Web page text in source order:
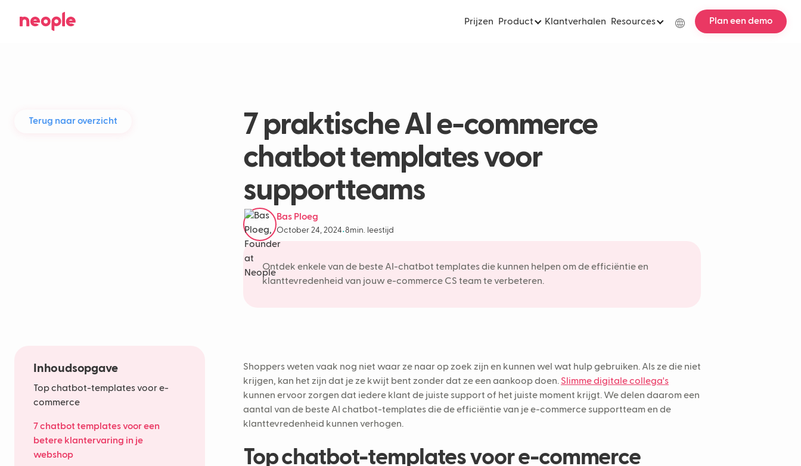
Prijzen Product Klantverhalen Resources Plan een demo
Terug naar overzicht
7 praktische AI e-commerce
chatbot templates voor
supportteams
Bas Ploeg
October 24, 2024•8min. leestijd
Ontdek enkele van de beste AI-chatbot templates die kunnen helpen om de efficiëntie en
klanttevredenheid van jouw e-commerce CS team te verbeteren.
Inhoudsopgave
Top chatbot-templates voor e-
commerce
7 chatbot templates voor een
betere klantervaring in je
webshop
Shoppers weten vaak nog niet waar ze naar op zoek zijn en kunnen wel wat hulp gebruiken. Als ze die niet
krijgen, kan het zijn dat je ze kwijt bent zonder dat ze een aankoop doen. Slimme digitale collega's
kunnen ervoor zorgen dat iedere klant de juiste support of het juiste moment krijgt. We delen daarom een
aantal van de beste AI chatbot-templates die de efficiëntie van je e-commerce supportteam en de
klanttevredenheid kunnen verhogen.
Top chatbot-templates voor e-commerce